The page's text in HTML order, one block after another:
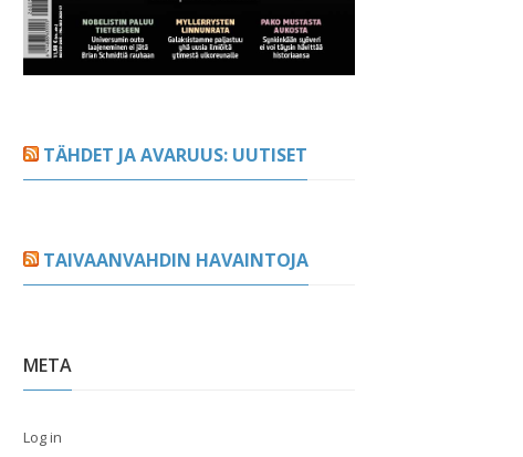
TÄHDET JA AVARUUS: UUTISET
TAIVAANVAHDIN HAVAINTOJA
META
Log in